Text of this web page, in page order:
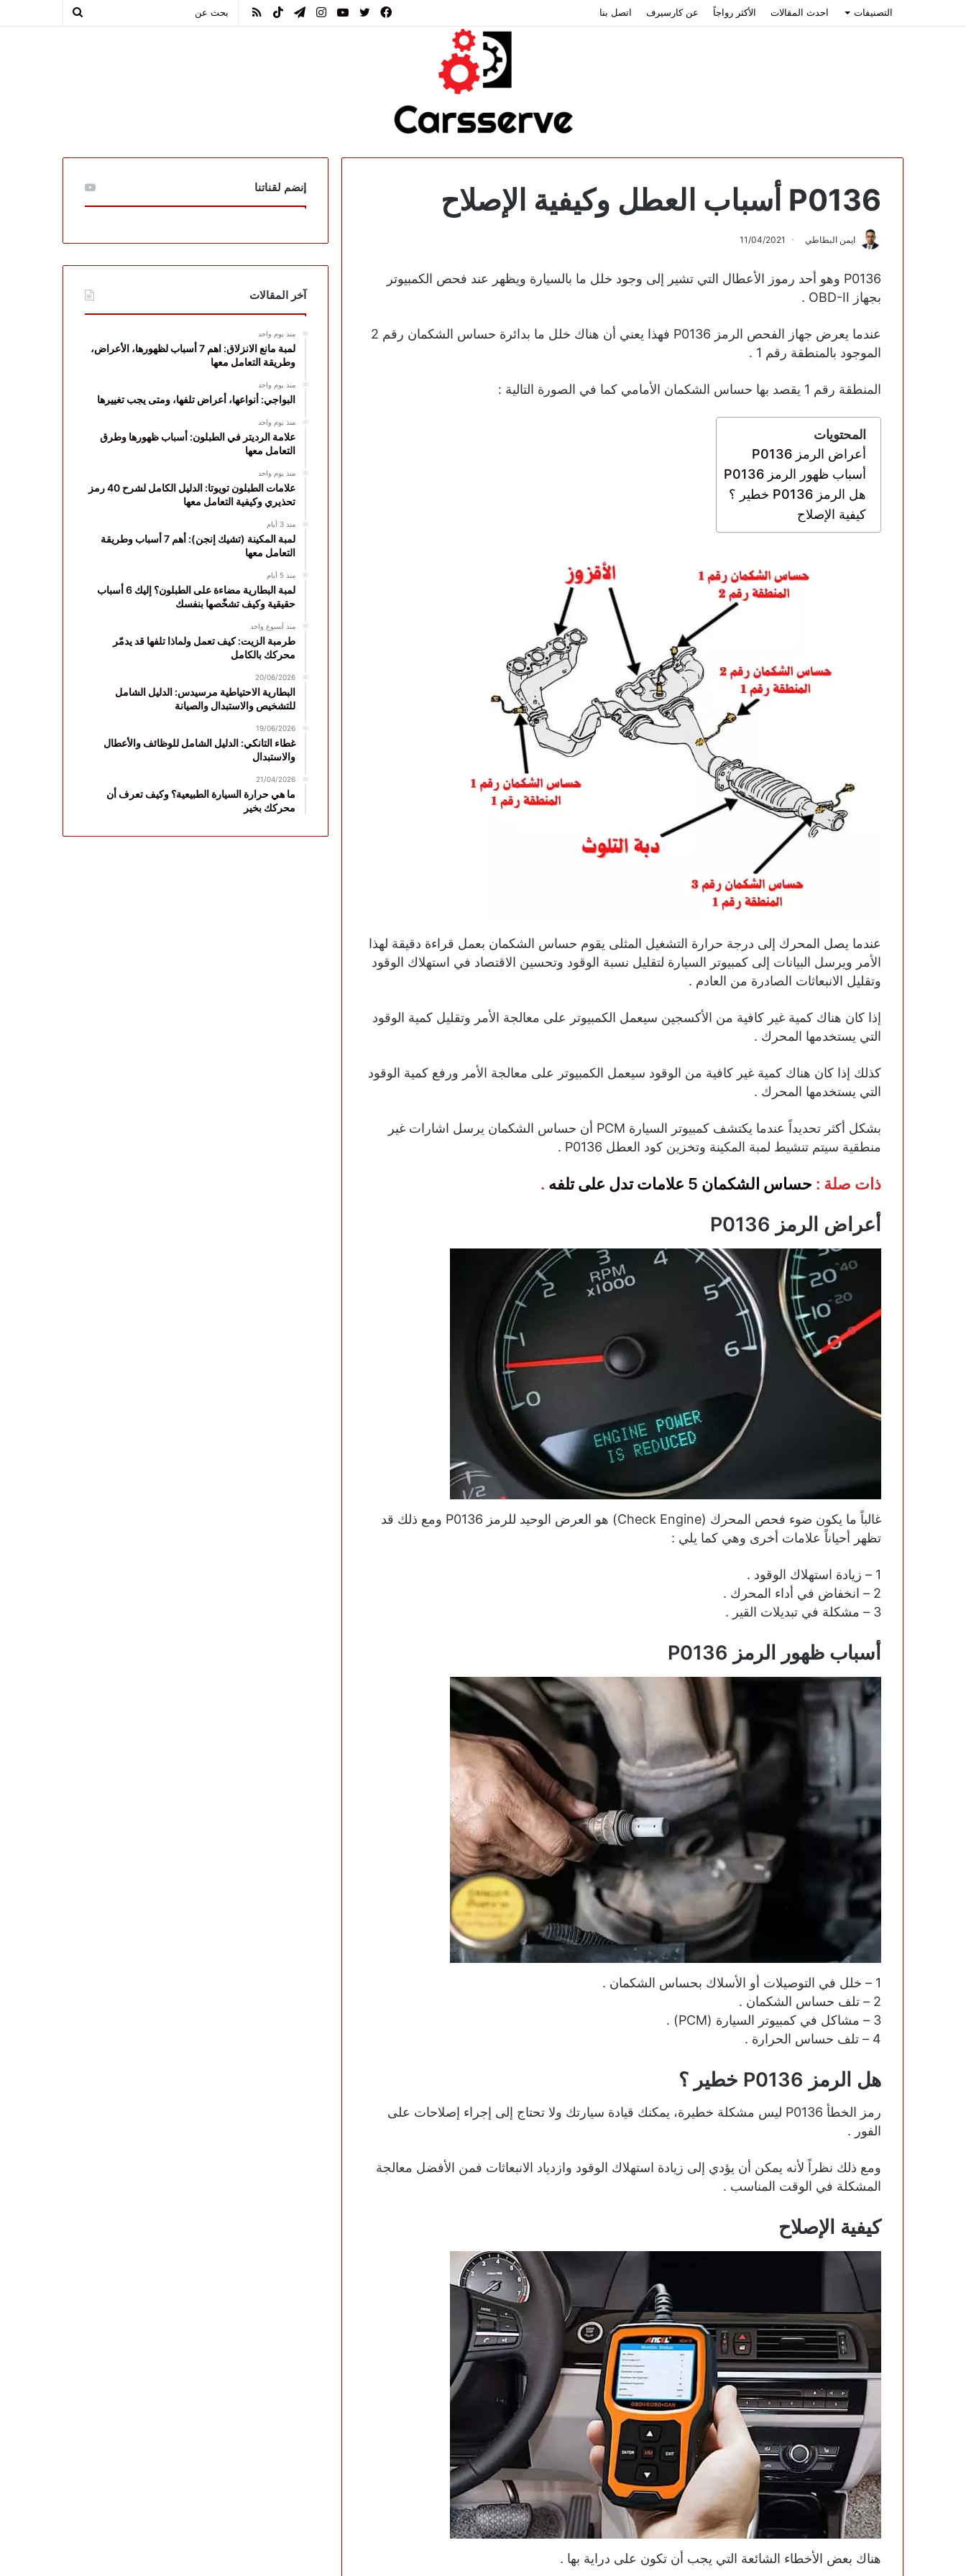
التصنيفات احدث المقالات الأكثر رواجاً عن كارسيرف اتصل بنا
بحث
ملخصTikTok تيلقرام
انستقراميوتيوبتويتر
فيسبوك
P0136 أسباب العطل وكيفية الإصلاح
ايمن البطاطي 11/04/2021
P0136 وهو أحد رموز الأعطال التي تشير إلى وجود خلل ما بالسيارة ويظهر عند فحص الكمبيوتر
بجهاز OBD-II .
عندما يعرض جهاز الفحص الرمز P0136 فهذا يعني أن هناك خلل ما بدائرة حساس الشكمان رقم 2
الموجود بالمنطقة رقم 1 .
المنطقة رقم 1 يقصد بها حساس الشكمان الأمامي كما في الصورة التالية :
المحتويات
أعراض الرمز P0136
أسباب ظهور الرمز P0136
هل الرمز P0136 خطير ؟
كيفية الإصلاح
عندما يصل المحرك إلى درجة حرارة التشغيل المثلى يقوم حساس الشكمان بعمل قراءة دقيقة لهذا
الأمر ويرسل البيانات إلى كمبيوتر السيارة لتقليل نسبة الوقود وتحسين الاقتصاد في استهلاك الوقود
وتقليل الانبعاثات الصادرة من العادم .
إذا كان هناك كمية غير كافية من الأكسجين سيعمل الكمبيوتر على معالجة الأمر وتقليل كمية الوقود
التي يستخدمها المحرك .
كذلك إذا كان هناك كمية غير كافية من الوقود سيعمل الكمبيوتر على معالجة الأمر ورفع كمية الوقود
التي يستخدمها المحرك .
بشكل أكثر تحديداً عندما يكتشف كمبيوتر السيارة PCM أن حساس الشكمان يرسل اشارات غير
منطقية سيتم تنشيط لمبة المكينة وتخزين كود العطل P0136 .
ذات صلة : حساس الشكمان 5 علامات تدل على تلفه .
أعراض الرمز P0136
غالباً ما يكون ضوء فحص المحرك (Check Engine) هو العرض الوحيد للرمز P0136 ومع ذلك قد
تظهر أحياناً علامات أخرى وهي كما يلي :
1 – زيادة استهلاك الوقود .
2 – انخفاض في أداء المحرك .
3 – مشكلة في تبديلات القير .
أسباب ظهور الرمز P0136
1 – خلل في التوصيلات أو الأسلاك بحساس الشكمان .
2 – تلف حساس الشكمان .
3 – مشاكل في كمبيوتر السيارة (PCM) .
4 – تلف حساس الحرارة .
هل الرمز P0136 خطير ؟
رمز الخطأ P0136 ليس مشكلة خطيرة، يمكنك قيادة سيارتك ولا تحتاج إلى إجراء إصلاحات على
الفور .
ومع ذلك نظراً لأنه يمكن أن يؤدي إلى زيادة استهلاك الوقود وازدياد الانبعاثات فمن الأفضل معالجة
المشكلة في الوقت المناسب .
كيفية الإصلاح
هناك بعض الأخطاء الشائعة التي يجب أن تكون على دراية بها .
إنضم لقناتنا
آخر المقالات
منذ يوم واحد
لمبة مانع الانزلاق: اهم 7 أسباب لظهورها، الأعراض،
وطريقة التعامل معها
منذ يوم واحد
البواجي: أنواعها، أعراض تلفها، ومتى يجب تغييرها
منذ يوم واحد
علامة الرديتر في الطبلون: أسباب ظهورها وطرق
التعامل معها
منذ يوم واحد
علامات الطبلون تويوتا: الدليل الكامل لشرح 40 رمز
تحذيري وكيفية التعامل معها
منذ 3 أيام
لمبة المكينة (تشيك إنجن): أهم 7 أسباب وطريقة
التعامل معها
منذ 5 أيام
لمبة البطارية مضاءة على الطبلون؟ إليك 6 أسباب
حقيقية وكيف تشخّصها بنفسك
منذ أسبوع واحد
طرمبة الزيت: كيف تعمل ولماذا تلفها قد يدمّر
محركك بالكامل
20/06/2026
البطارية الاحتياطية مرسيدس: الدليل الشامل
للتشخيص والاستبدال والصيانة
19/06/2026
غطاء التانكي: الدليل الشامل للوظائف والأعطال
والاستبدال
21/04/2026
ما هي حرارة السيارة الطبيعية؟ وكيف تعرف أن
محركك بخير